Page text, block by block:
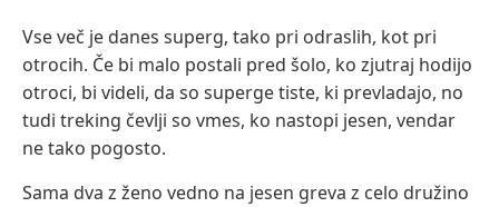
Vse več je danes superg, tako pri odraslih, kot pri
otrocih. Če bi malo postali pred šolo, ko zjutraj hodijo
otroci, bi videli, da so superge tiste, ki prevladajo, no
tudi treking čevlji so vmes, ko nastopi jesen, vendar
ne tako pogosto.
Sama dva z ženo vedno na jesen greva z celo družino